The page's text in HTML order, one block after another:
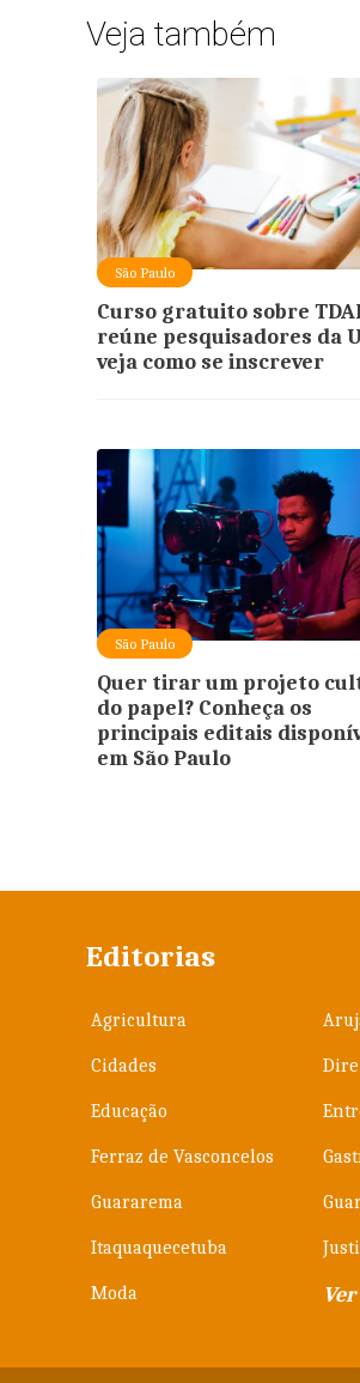
Veja também
São Paulo
Curso gratuito sobre
reúne pesquisadores da
veja como se inscrever
São Paulo
Quer tirar um projeto
do papel? Conheça os
principais editais
em São Paulo
Editorias
Agricultura
Cidades
Educação
Ferraz de Vasconcelos
Guararema
Itaquaquecetuba
Moda